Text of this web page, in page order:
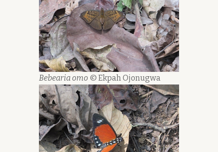
Bebearia omo © Ekpah Ojonugwa